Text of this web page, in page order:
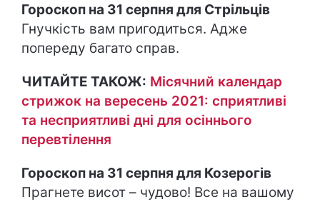
Гороскоп на 31 серпня для Стрільців
Гнучкість вам пригодиться. Адже
попереду багато справ.
ЧИТАЙТЕ ТАКОЖ: Місячний календар
стрижок на вересень 2021: сприятливі
та несприятливі дні для осіннього
перевтілення
Гороскоп на 31 серпня для Козерогів
Прагнете висот – чудово! Все на вашому